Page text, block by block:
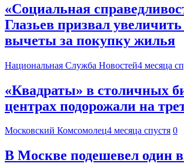
«Социальная
Глазьев призвал
вычеты за покупку жилья
Национальная Служба Новостей4 месяца
«Квадраты» в столичных
центрах подорожали на
Московский Комсомолец4 месяца спустя 0
В Москве подешевел один